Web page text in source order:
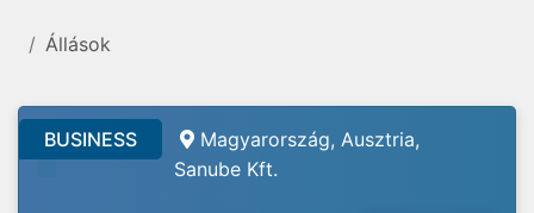
Állások
BUSINESS
Magyarország, Ausztria,
Sanube Kft.